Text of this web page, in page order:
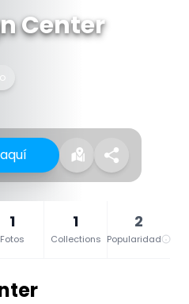
Center
1
Fotos
1
Collections
2
Popularidad